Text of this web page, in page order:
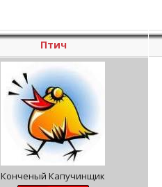
Птич
Конченый Капучинщик